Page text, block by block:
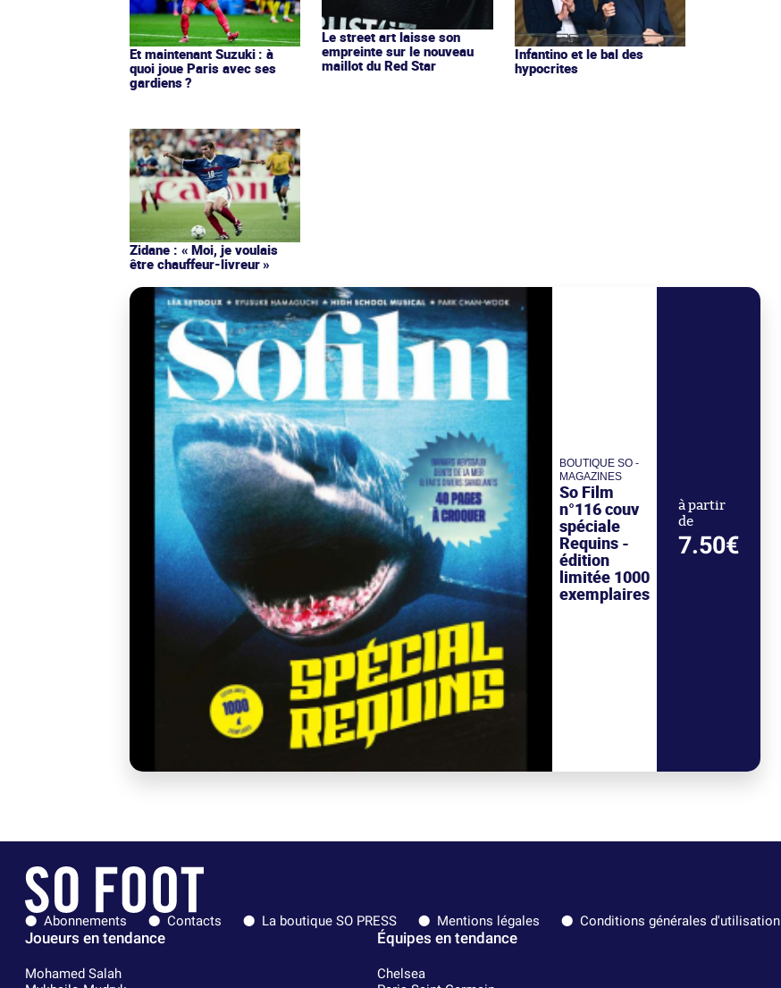
Et maintenant Suzuki : à
quoi joue Paris avec ses
gardiens ?
Le street art laisse son
empreinte sur le nouveau
maillot du Red Star
Infantino et le bal des
hypocrites
Zidane : « Moi, je voulais
être chauffeur-livreur »
BOUTIQUE SO -
MAGAZINES
So Film
n°116 couv
spéciale
Requins -
édition
limitée 1000
exemplaires
à partir
de
7.50€
Abonnements Contacts La boutique SO PRESS Mentions légales Conditions générales d'utilisation
Joueurs en tendance
Mohamed Salah
Équipes en tendance
Chelsea